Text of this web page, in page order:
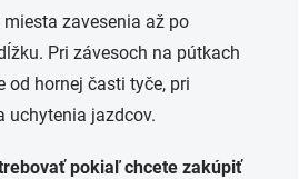
zavesenia až po
Pri závesoch na pútkach
od hornej časti tyče, pri
uchytenia jazdcov.
pokiaľ chcete zakúpiť